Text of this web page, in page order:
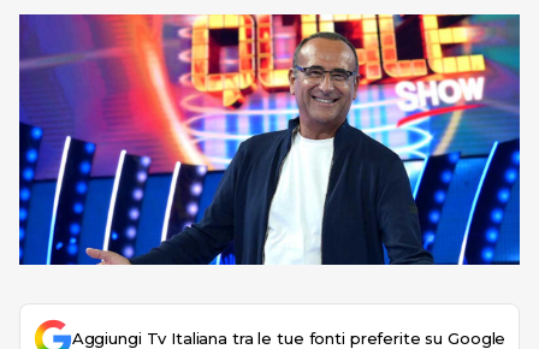
Aggiungi Tv Italiana tra le tue fonti preferite su Google